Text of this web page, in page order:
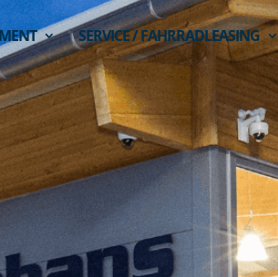
SERVICE / FAHRRADLEASING